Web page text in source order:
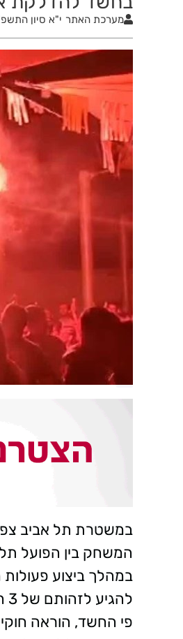
מערכת האתר י"א סיון
במשטרת תל אביב
במהלך ביצוע פעולות
פי החשד, הוראה